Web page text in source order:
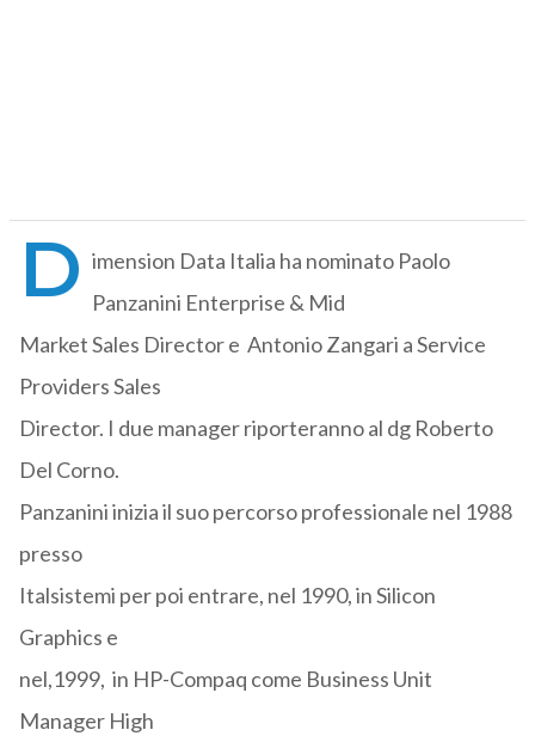
D imension Data Italia ha nominato Paolo
Panzanini Enterprise & Mid
Market Sales Director e Antonio Zangari a Service
Providers Sales
Director. I due manager riporteranno al dg Roberto
Del Corno.
Panzanini inizia il suo percorso professionale nel 1988
presso
Italsistemi per poi entrare, nel 1990, in Silicon
Graphics e
nel,1999, in HP-Compaq come Business Unit
Manager High